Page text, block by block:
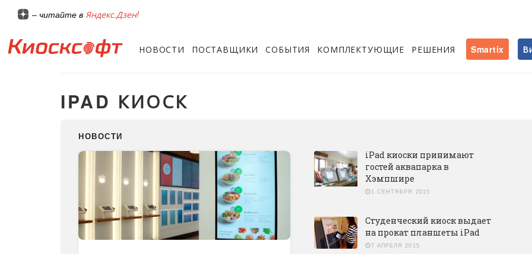
– читайте в Яндекс.Дзен!
НОВОСТИ ПОСТАВЩИКИ СОБЫТИЯ КОМПЛЕКТУЮЩИЕ РЕШЕНИЯ Smartix
IPAD КИОСК
НОВОСТИ
iPad киоски принимают
гостей аквапарка в
Хэмпшире
1 СЕНТЯБРЯ 2015
Студенческий киоск выдает
на прокат планшеты iPad
7 АПРЕЛЯ 2015